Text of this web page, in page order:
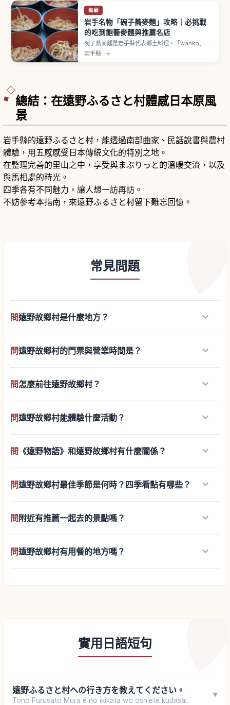
餐廳
岩手名物「碗子蕎麥麵」攻略｜必挑戰
的吃到飽蕎麥麵與推薦名店
碗子蕎麥麵是岩手縣代表鄉土料理，「wanko」在
岩手方言意指小碗。服務人員邊喊口號邊把蕎麥麵
岩手縣 →
總結：在遠野ふるさと村體感日本原風
景
岩手縣的遠野ふるさと村，能透過南部曲家、民話說書與農村
體驗，用五感感受日本傳統文化的特別之地。
在整理完善的里山之中，享受與まぶりっと的溫暖交流，以及
與馬相處的時光。
四季各有不同魅力，讓人想一訪再訪。
不妨參考本指南，來遠野ふるさと村留下難忘回憶。
常見問題
問遠野故鄉村是什麼地方？ keyboard_arrow_down
問遠野故鄉村的門票與營業時間是？ keyboard_arrow_down
問怎麼前往遠野故鄉村？ keyboard_arrow_down
問遠野故鄉村能體驗什麼活動？ keyboard_arrow_down
問 《遠野物語》和遠野故鄉村有什麼關係？ keyboard_arrow_down
問遠野故鄉村最佳季節是何時？四季看點有哪些？ keyboard_arrow_down
問 附近有推薦一起去的景點嗎？ keyboard_arrow_down
問遠野故鄉村有用餐的地方嗎？ keyboard_arrow_down
實用日語短句
遠野ふるさと村への行き方を教えてください。
Tono Furusato Mura e no ikikata wo oshiete kudasai.
▼